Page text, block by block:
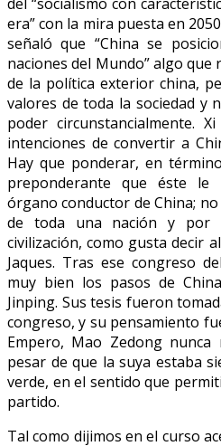
era” con la mira puesta en
señaló que “China se
naciones del Mundo” algo
de la política exterior china,
valores de toda la sociedad y
poder circunstancialmente.
intenciones de convertir a
Hay que ponderar, en
preponderante que éste le
órgano conductor de China;
de toda una nación y por
civilización, como gusta decir
Jaques. Tras ese congreso
muy bien los pasos de
Jinping. Sus tesis fueron
congreso, y su pensamiento
Empero, Mao Zedong
pesar de que la suya estaba
verde, en el sentido que
partido.
Tal como dijimos en el curso